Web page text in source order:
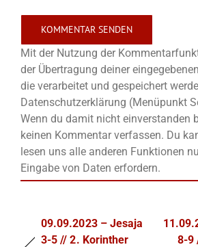
Mit der Nutzung der
der Übertragung deiner
die verarbeitet und gespeichert
Datenschutzerklärung (Menüpunkt
Wenn du damit nicht einverstanden
keinen Kommentar verfassen. Du
lesen uns alle anderen Funktionen
Eingabe von Daten erfordern.
09.09.2023 – Jesaja
3-5 // 2. Korinther
8-9